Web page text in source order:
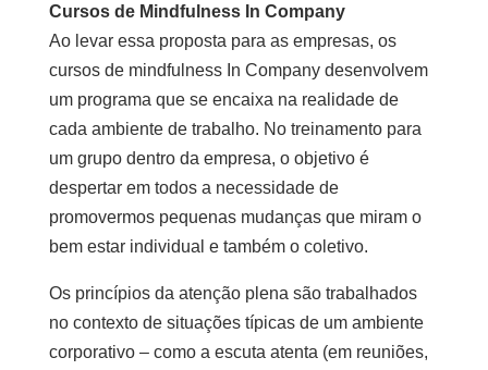
Cursos de Mindfulness In Company
Ao levar essa proposta para as empresas, os
cursos de mindfulness In Company desenvolvem
um programa que se encaixa na realidade de
cada ambiente de trabalho. No treinamento para
um grupo dentro da empresa, o objetivo é
despertar em todos a necessidade de
promovermos pequenas mudanças que miram o
bem estar individual e também o coletivo.
Os princípios da atenção plena são trabalhados
no contexto de situações típicas de um ambiente
corporativo – como a escuta atenta (em reuniões,